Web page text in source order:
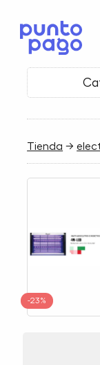
Tienda →
-23%